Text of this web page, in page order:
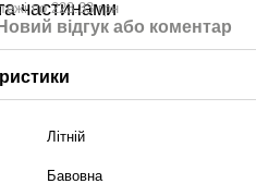
по 223.33 грн
Новий відгук або коментар
Літній
Бавовна